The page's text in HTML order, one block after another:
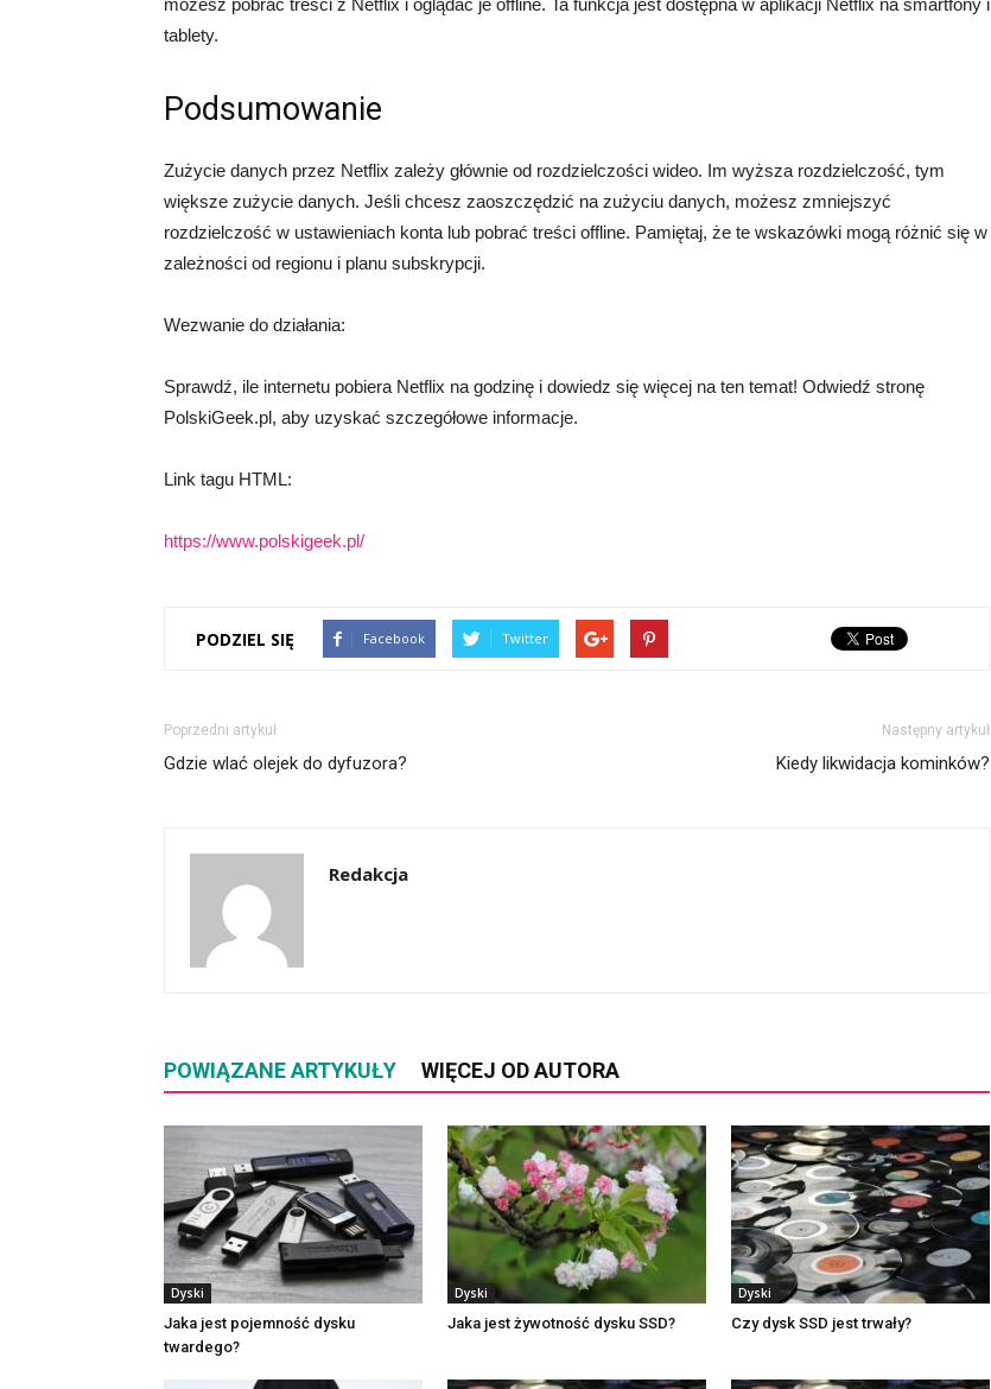
możesz pobrać treści z Netflix i oglądać je offline. Ta funkcja jest dostępna w aplikacji Netflix na smartfony i
tablety.
Podsumowanie
Zużycie danych przez Netflix zależy głównie od rozdzielczości wideo. Im wyższa rozdzielczość, tym
większe zużycie danych. Jeśli chcesz zaoszczędzić na zużyciu danych, możesz zmniejszyć
rozdzielczość w ustawieniach konta lub pobrać treści offline. Pamiętaj, że te wskazówki mogą różnić się w
zależności od regionu i planu subskrypcji.
Wezwanie do działania:
Sprawdź, ile internetu pobiera Netflix na godzinę i dowiedz się więcej na ten temat! Odwiedź stronę
PolskiGeek.pl, aby uzyskać szczegółowe informacje.
Link tagu HTML:
https://www.polskigeek.pl/
PODZIEL SIĘ Facebook Twitter
Poprzedni artykuł
Gdzie wlać olejek do dyfuzora?
Następny artykuł
Kiedy likwidacja kominków?
Redakcja
POWIĄZANE ARTYKUŁY WIĘCEJ OD AUTORA
Dyski
Jaka jest pojemność dysku
twardego?
Dyski
Jaka jest żywotność dysku SSD?
Dyski
Czy dysk SSD jest trwały?